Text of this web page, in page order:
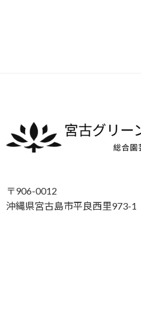
〒906-0012
沖縄県宮古島市平良西里973-1